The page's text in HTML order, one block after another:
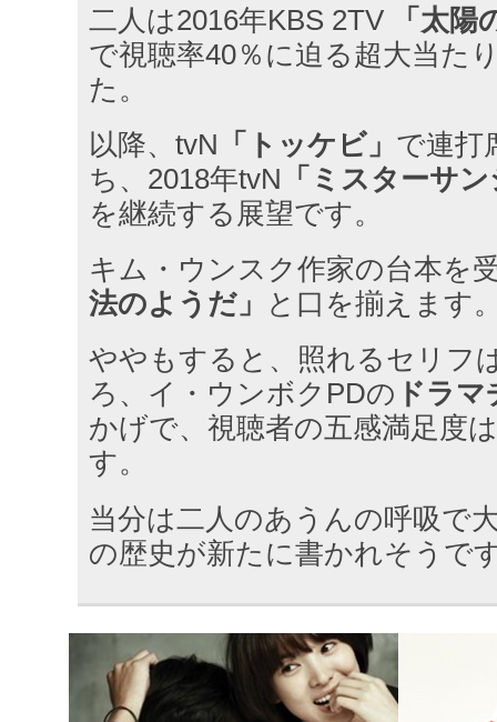
二人は2016年KBS 2TV
「太陽
で視聴率40％に迫る超大当た
た。
以降、tvN 「トッケビ」 で連打
ち、2018年tvN 「ミスターサ
を継続する展望です。
キム・ウンスク作家の台本を
法のようだ」 と口を揃えます
ややもすると、照れるセリフ
ろ、イ・ウンボクPDの ドラ
かげで、視聴者の五感満足度
す。
当分は二人のあうんの呼吸で
の歴史が新たに書かれそうで